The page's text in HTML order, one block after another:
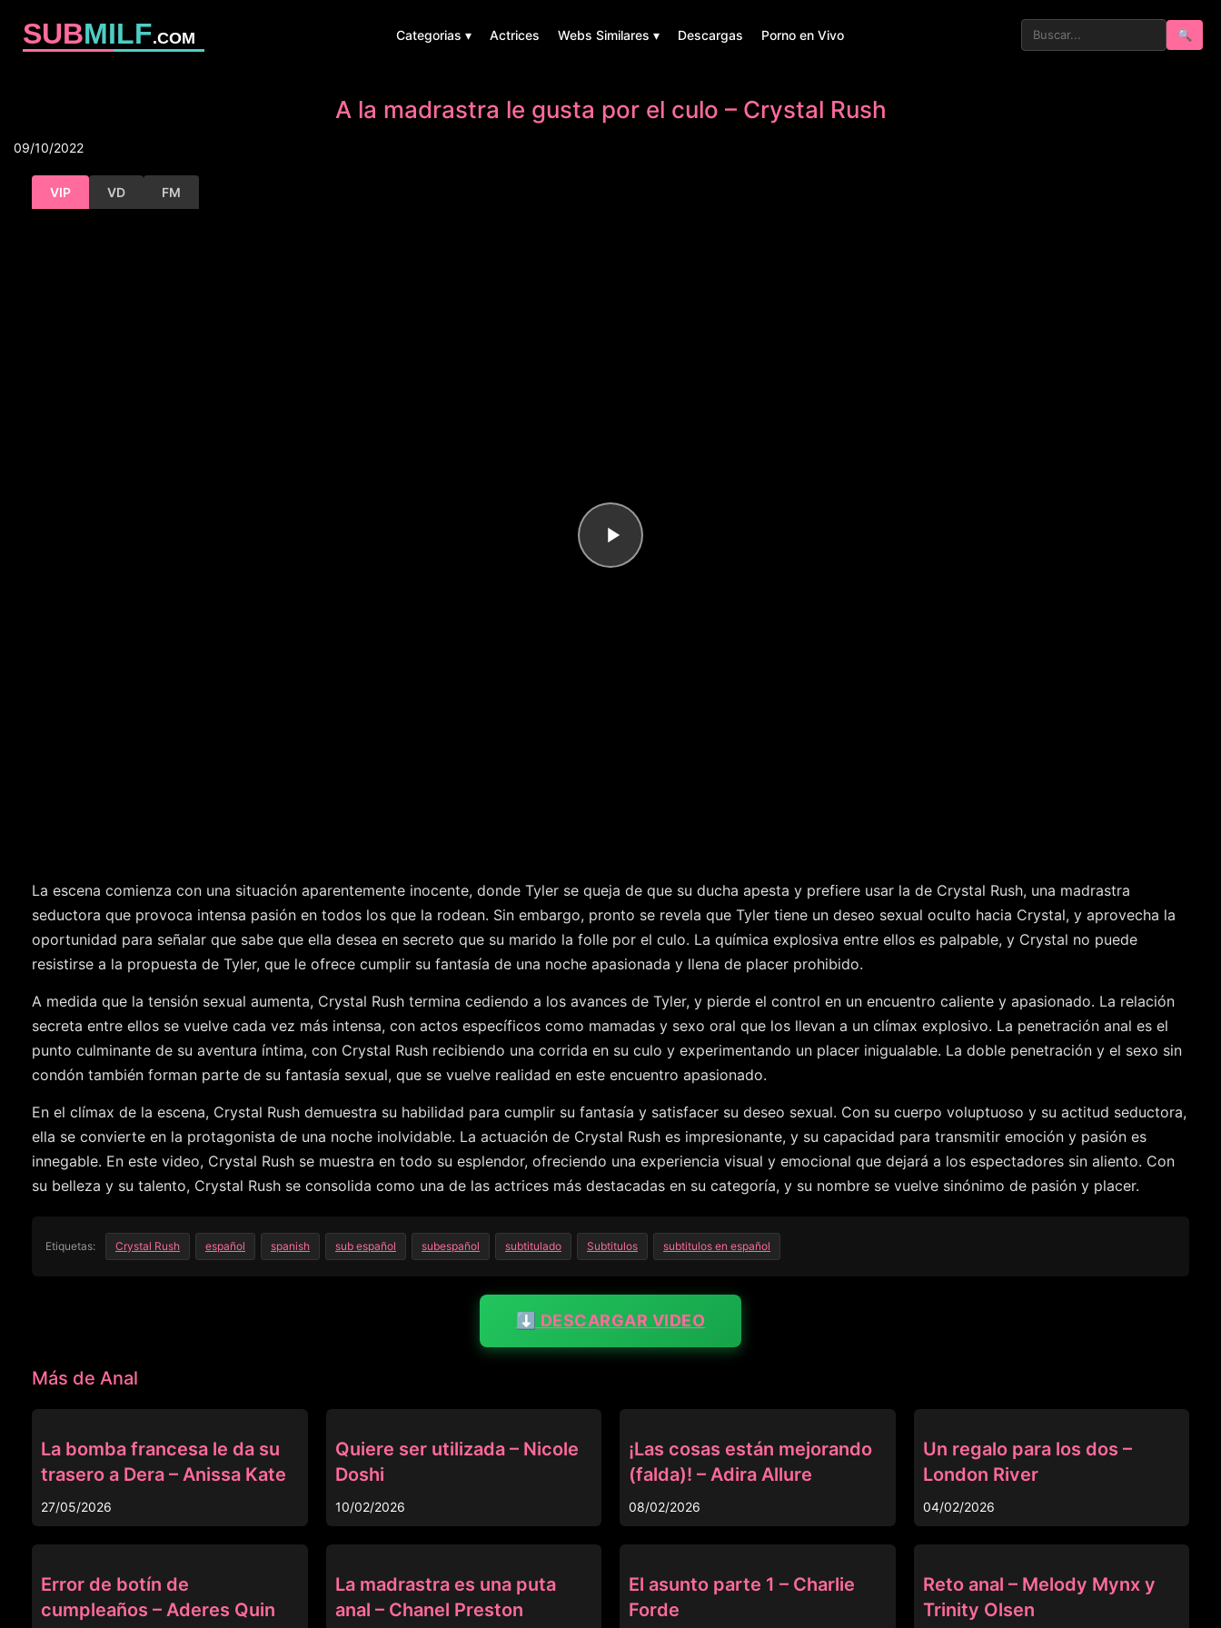
SUBMILF.COM Categorias ▾ Actrices Webs Similares ▾ Descargas Porno en Vivo 🔍
A la madrastra le gusta por el culo – Crystal Rush
09/10/2022
VIP VD FM
La escena comienza con una situación aparentemente inocente, donde Tyler se queja de que su ducha apesta y prefiere usar la de Crystal Rush, una madrastra
seductora que provoca intensa pasión en todos los que la rodean. Sin embargo, pronto se revela que Tyler tiene un deseo sexual oculto hacia Crystal, y aprovecha la
oportunidad para señalar que sabe que ella desea en secreto que su marido la folle por el culo. La química explosiva entre ellos es palpable, y Crystal no puede
resistirse a la propuesta de Tyler, que le ofrece cumplir su fantasía de una noche apasionada y llena de placer prohibido.
A medida que la tensión sexual aumenta, Crystal Rush termina cediendo a los avances de Tyler, y pierde el control en un encuentro caliente y apasionado. La relación
secreta entre ellos se vuelve cada vez más intensa, con actos específicos como mamadas y sexo oral que los llevan a un clímax explosivo. La penetración anal es el
punto culminante de su aventura íntima, con Crystal Rush recibiendo una corrida en su culo y experimentando un placer inigualable. La doble penetración y el sexo sin
condón también forman parte de su fantasía sexual, que se vuelve realidad en este encuentro apasionado.
En el clímax de la escena, Crystal Rush demuestra su habilidad para cumplir su fantasía y satisfacer su deseo sexual. Con su cuerpo voluptuoso y su actitud seductora,
ella se convierte en la protagonista de una noche inolvidable. La actuación de Crystal Rush es impresionante, y su capacidad para transmitir emoción y pasión es
innegable. En este video, Crystal Rush se muestra en todo su esplendor, ofreciendo una experiencia visual y emocional que dejará a los espectadores sin aliento. Con
su belleza y su talento, Crystal Rush se consolida como una de las actrices más destacadas en su categoría, y su nombre se vuelve sinónimo de pasión y placer.
Etiquetas: Crystal Rush español spanish sub español subespañol subtitulado Subtitulos subtitulos en español
⬇️ DESCARGAR VIDEO
Más de Anal
La bomba francesa le da su
trasero a Dera – Anissa Kate
27/05/2026
Quiere ser utilizada – Nicole
Doshi
10/02/2026
¡Las cosas están mejorando
(falda)! – Adira Allure
08/02/2026
Un regalo para los dos –
London River
04/02/2026
Error de botín de
cumpleaños – Aderes Quin
La madrastra es una puta
anal – Chanel Preston
El asunto parte 1 – Charlie
Forde
Reto anal – Melody Mynx y
Trinity Olsen